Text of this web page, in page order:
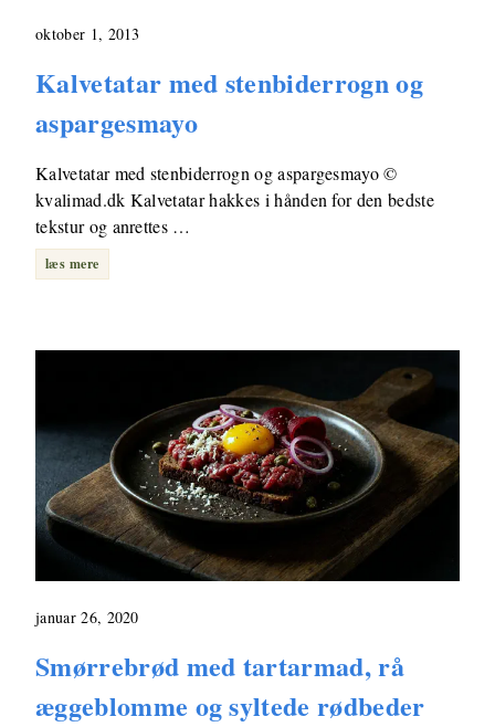
oktober 1, 2013
Kalvetatar med stenbiderrogn og
aspargesmayo
Kalvetatar med stenbiderrogn og aspargesmayo ©
kvalimad.dk Kalvetatar hakkes i hånden for den bedste
tekstur og anrettes …
læs mere
januar 26, 2020
Smørrebrød med tartarmad, rå
æggeblomme og syltede rødbeder